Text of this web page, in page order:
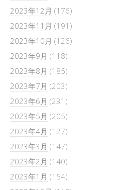
2023年12月 (176)
2023年11月 (191)
2023年10月 (126)
2023年9月 (118)
2023年8月 (185)
2023年7月 (203)
2023年6月 (231)
2023年5月 (205)
2023年4月 (127)
2023年3月 (147)
2023年2月 (140)
2023年1月 (154)